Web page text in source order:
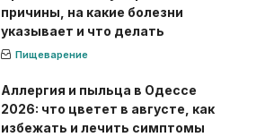
причины, на какие болезни
указывает и что делать
Пищеварение
Аллергия и пыльца в Одессе
2026: что цветет в августе, как
избежать и лечить симптомы